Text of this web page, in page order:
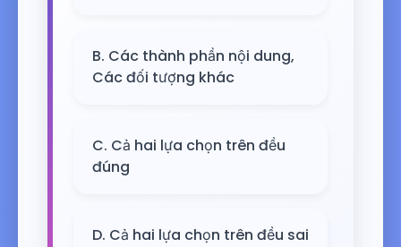
B. Các thành phần nội dung,
Các đối tượng khác
C. Cả hai lựa chọn trên đều
đúng
D. Cả hai lựa chọn trên đều sai